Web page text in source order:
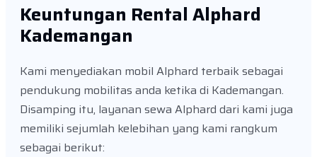
Keuntungan Rental Alphard
Kademangan
Kami menyediakan mobil Alphard terbaik sebagai
pendukung mobilitas anda ketika di Kademangan.
Disamping itu, layanan sewa Alphard dari kami juga
memiliki sejumlah kelebihan yang kami rangkum
sebagai berikut: